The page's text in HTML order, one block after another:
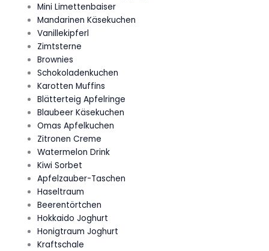
Mini Limettenbaiser
Mandarinen Käsekuchen
Vanillekipferl
Zimtsterne
Brownies
Schokoladenkuchen
Karotten Muffins
Blätterteig Apfelringe
Blaubeer Käsekuchen
Omas Apfelkuchen
Zitronen Creme
Watermelon Drink
Kiwi Sorbet
Apfelzauber-Taschen
Haseltraum
Beerentörtchen
Hokkaido Joghurt
Honigtraum Joghurt
Kraftschale